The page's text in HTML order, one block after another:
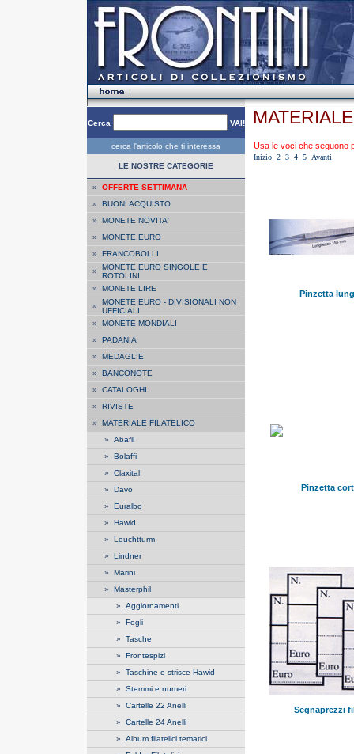
Cerca VAI!
cerca l'articolo che ti interessa
LE NOSTRE CATEGORIE
» OFFERTE SETTIMANA
» BUONI ACQUISTO
» MONETE NOVITA'
» MONETE EURO
» FRANCOBOLLI
» MONETE EURO SINGOLE E
ROTOLINI
» MONETE LIRE
» MONETE EURO - DIVISIONALI NON
UFFICIALI
» MONETE MONDIALI
» PADANIA
» MEDAGLIE
» BANCONOTE
» CATALOGHI
» RIVISTE
» MATERIALE FILATELICO
» Abafil
» Bolaffi
» Claxital
» Davo
» Euralbo
» Hawid
» Leuchtturm
» Lindner
» Marini
» Masterphil
» Aggiornamenti
» Fogli
» Tasche
» Frontespizi
» Taschine e strisce Hawid
» Stemmi e numeri
» Cartelle 22 Anelli
» Cartelle 24 Anelli
» Album filatelici tematici
Usa le voci che seguono
Inizio 2 3 4 5 Avanti
Pinzetta
Pinzetta
Segnaprezzi